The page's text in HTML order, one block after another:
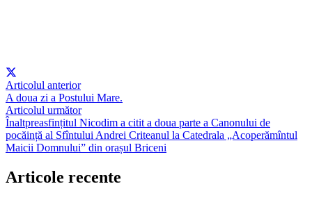
Articolul anterior
A doua zi a Postului Mare.
Articolul următor
Înaltpreasfințitul Nicodim a citit a doua parte a Canonului de
pocăință al Sfîntului Andrei Criteanul la Catedrala „Acoperămîntul
Maicii Domnului” din orașul Briceni
Articole recente